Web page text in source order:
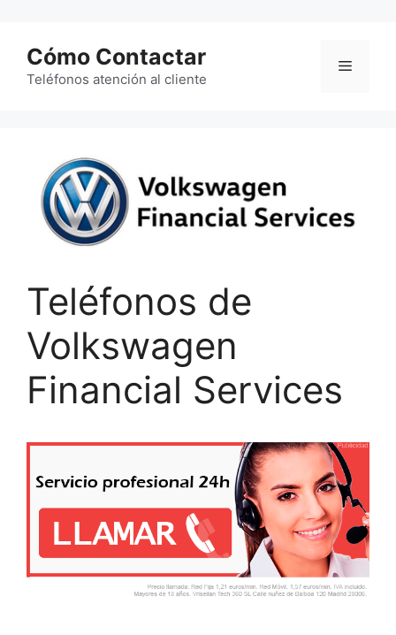
contenido
Cómo Contactar
Teléfonos atención al cliente
Menú
Teléfonos de
Volkswagen
Financial Services